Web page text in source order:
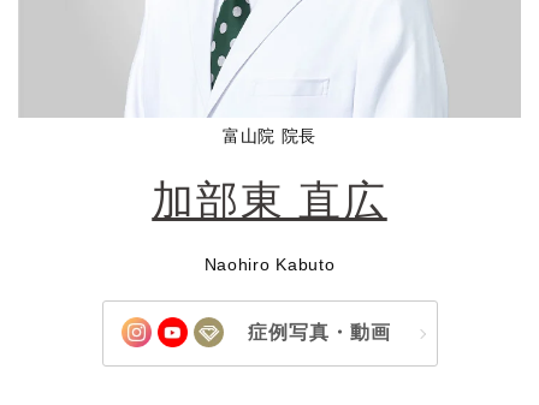
富山院 院長
加部東 直広
Naohiro Kabuto
症例写真・動画